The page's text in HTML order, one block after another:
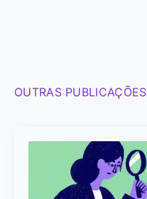
OUTRAS PUBLICAÇÕES